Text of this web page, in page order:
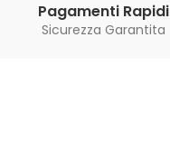
Pagamenti Rapidi
Sicurezza Garantita